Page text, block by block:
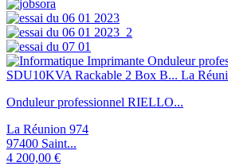
Onduleur professionnel RIELLO...
La Réunion 974
97400 Saint...
4 200,00 €